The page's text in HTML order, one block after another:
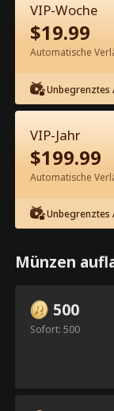
Schicksal
1-50 51-56
VIP-Woche
$19.99
Automatische
Unbegrenztes
VIP-Jahr
$199.99
Automatische
Unbegrenztes
Münzen
500
Sofort: 500